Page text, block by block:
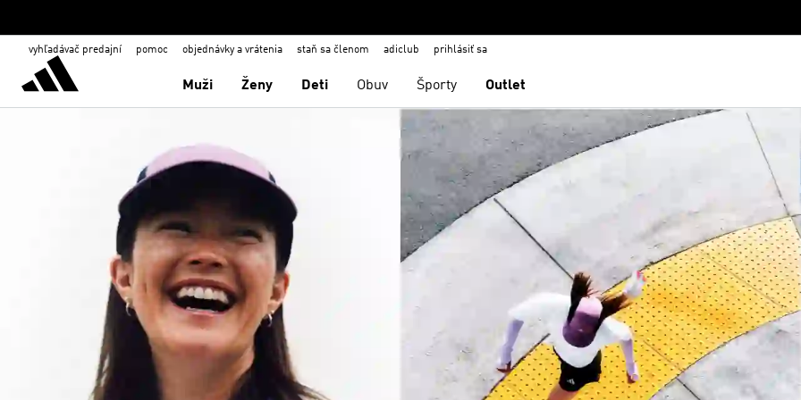
vyhľadávač predajní pomoc objednávky a vrátenia staň sa členom adiclub prihlásiť sa
Muži Ženy Deti Obuv Športy Outlet